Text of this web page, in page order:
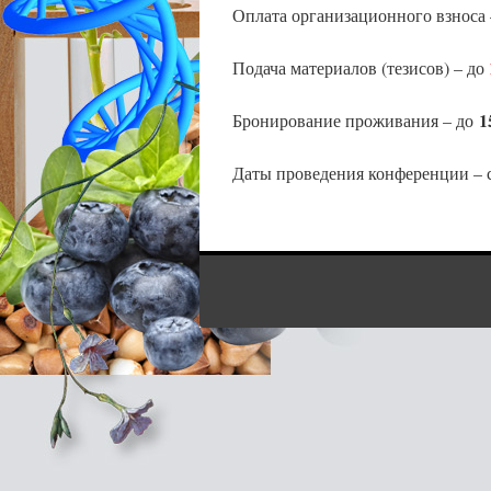
Оплата организационного взноса
Подача материалов (тезисов) – до
Бронирование проживания – до
Даты проведения конференции –